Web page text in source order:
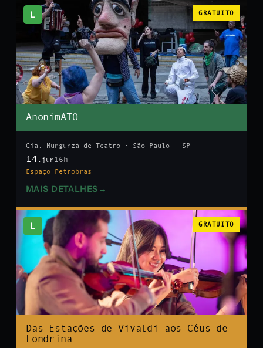
L GRATUITO
AnonimATO
Cia. Mungunzá de Teatro · São Paulo — SP
14 .jun 16h
Espaço Petrobras
MAIS DETALHES →
L GRATUITO
Das Estações de Vivaldi aos Céus de
Londrina